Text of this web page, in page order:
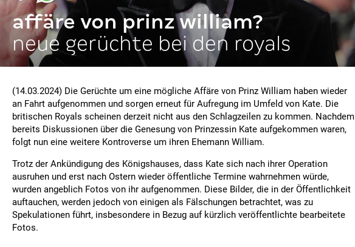
affäre von prinz william?
neue gerüchte bei den royals
(14.03.2024) Die Gerüchte um eine mögliche Affäre von Prinz William haben wieder
an Fahrt aufgenommen und sorgen erneut für Aufregung im Umfeld von Kate. Die
britischen Royals scheinen derzeit nicht aus den Schlagzeilen zu kommen. Nachdem
bereits Diskussionen über die Genesung von Prinzessin Kate aufgekommen waren,
folgt nun eine weitere Kontroverse um ihren Ehemann William.
Trotz der Ankündigung des Königshauses, dass Kate sich nach ihrer Operation
ausruhen und erst nach Ostern wieder öffentliche Termine wahrnehmen würde,
wurden angeblich Fotos von ihr aufgenommen. Diese Bilder, die in der Öffentlichkeit
auftauchen, werden jedoch von einigen als Fälschungen betrachtet, was zu
Spekulationen führt, insbesondere in Bezug auf kürzlich veröffentlichte bearbeitete
Fotos.